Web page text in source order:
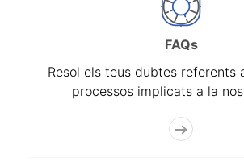
FAQs
Resol els teus dubtes referents
processos implicats a la